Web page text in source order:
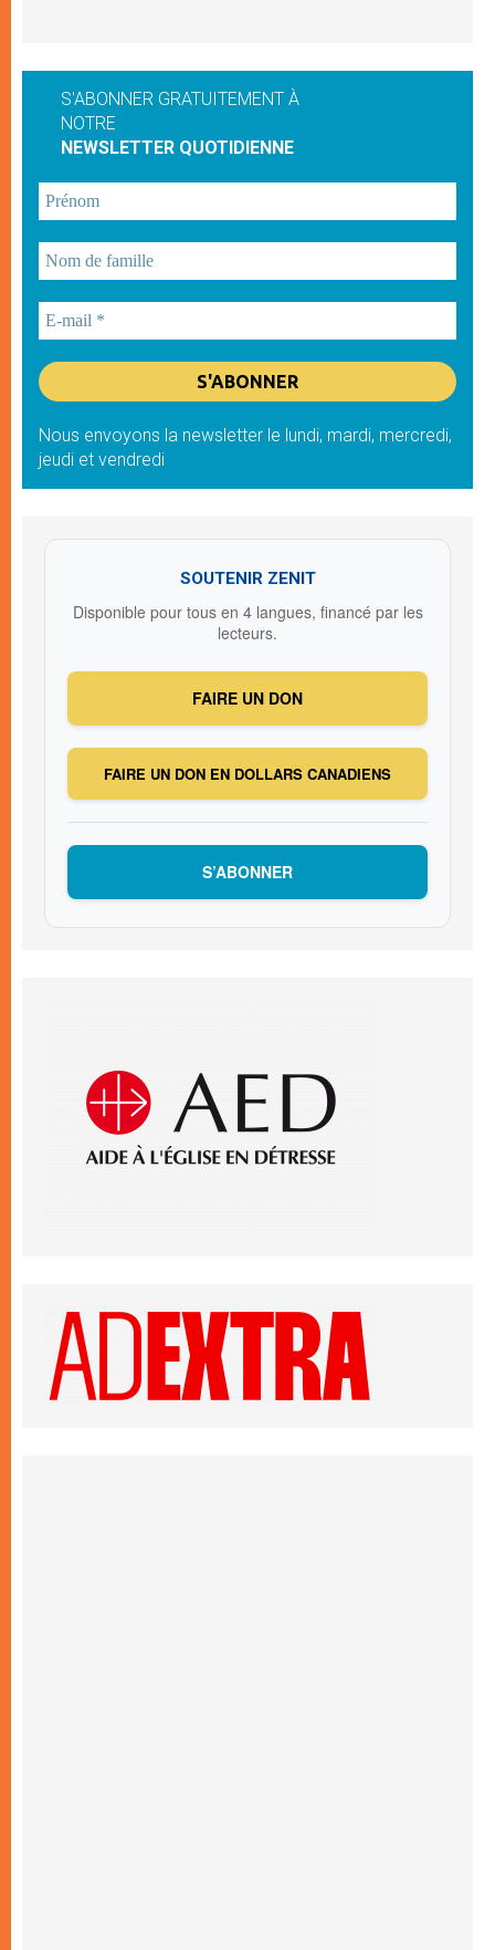
S'ABONNER GRATUITEMENT À
NOTRE
NEWSLETTER QUOTIDIENNE
Nous envoyons la newsletter le lundi, mardi, mercredi,
jeudi et vendredi
SOUTENIR ZENIT
Disponible pour tous en 4 langues, financé par les
lecteurs.
FAIRE UN DON
FAIRE UN DON EN DOLLARS CANADIENS
S’ABONNER